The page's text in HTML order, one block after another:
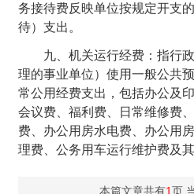
务接待费反映单位按规定开支
待）支出。
九、机关运行经费：指行政
理的事业单位）使用一般公共
常公用经费支出，包括办公及
会议费、福利费、日常维修费
费、办公用房水电费、办公用
理费、公务用车运行维护费及其
本篇文章共有1页